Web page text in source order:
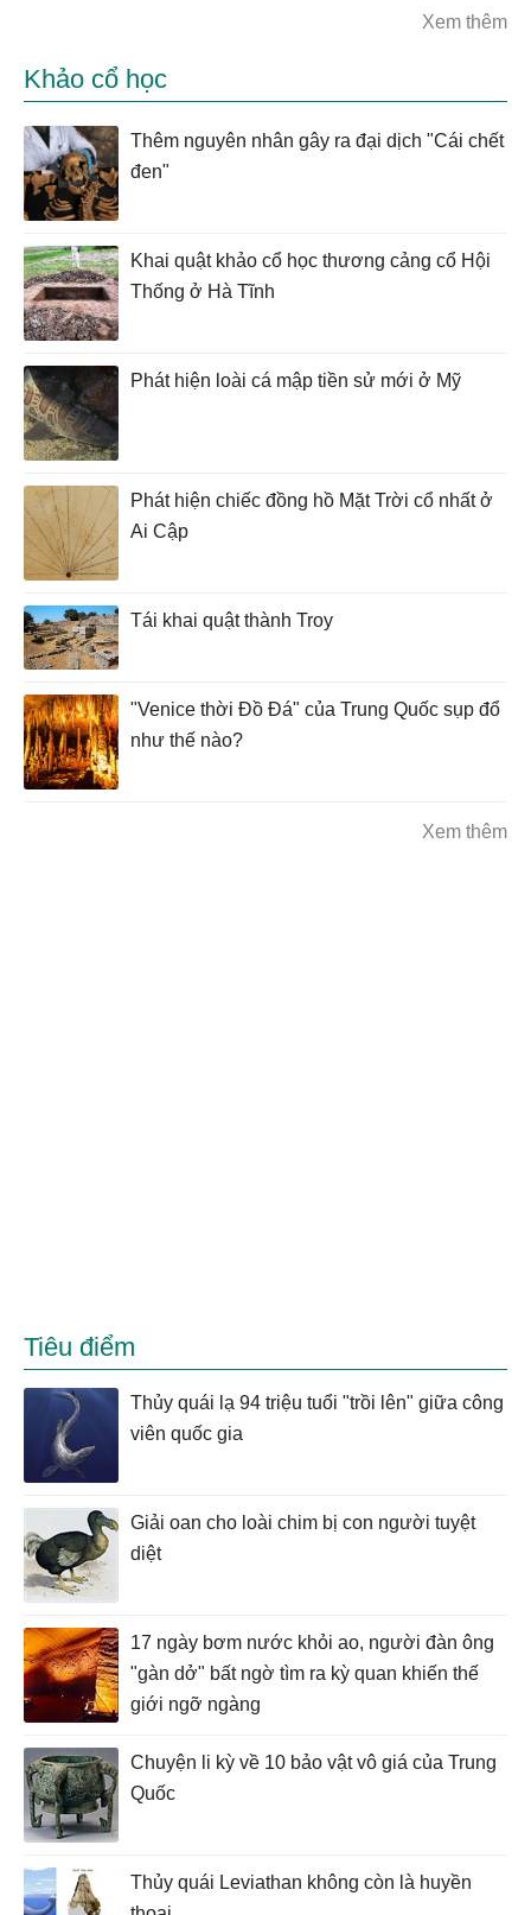
Xem thêm
Khảo cổ học
Thêm nguyên nhân gây ra đại dịch "Cái chết
đen"
Khai quật khảo cổ học thương cảng cổ Hội
Thống ở Hà Tĩnh
Phát hiện loài cá mập tiền sử mới ở Mỹ
Phát hiện chiếc đồng hồ Mặt Trời cổ nhất ở
Ai Cập
Tái khai quật thành Troy
"Venice thời Đồ Đá" của Trung Quốc sụp đổ
như thế nào?
Xem thêm
Tiêu điểm
Thủy quái lạ 94 triệu tuổi "trồi lên" giữa công
viên quốc gia
Giải oan cho loài chim bị con người tuyệt
diệt
17 ngày bơm nước khỏi ao, người đàn ông
"gàn dở" bất ngờ tìm ra kỳ quan khiến thế
giới ngỡ ngàng
Chuyện li kỳ về 10 bảo vật vô giá của Trung
Quốc
Thủy quái Leviathan không còn là huyền